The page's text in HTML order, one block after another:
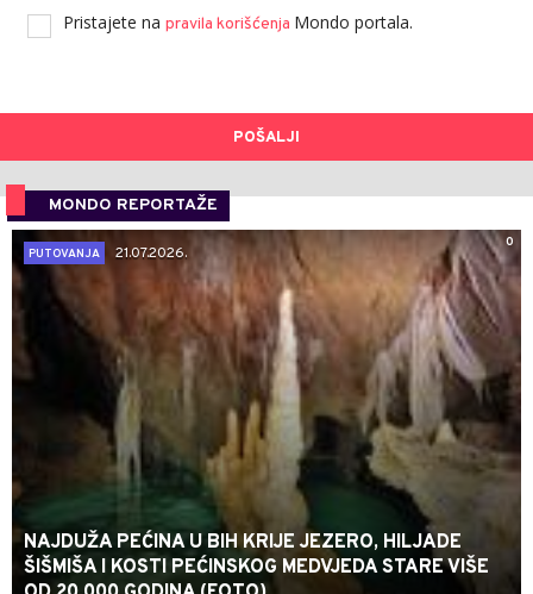
Pristajete na pravila korišćenja Mondo portala.
POŠALJI
MONDO REPORTAŽE
0
PUTOVANJA
21.07.2026.
NAJDUŽA PEĆINA U BIH KRIJE JEZERO, HILJADE
ŠIŠMIŠA I KOSTI PEĆINSKOG MEDVJEDA STARE VIŠE